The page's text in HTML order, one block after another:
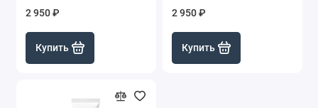
2 950 ₽
Купить
2 950 ₽
Купить